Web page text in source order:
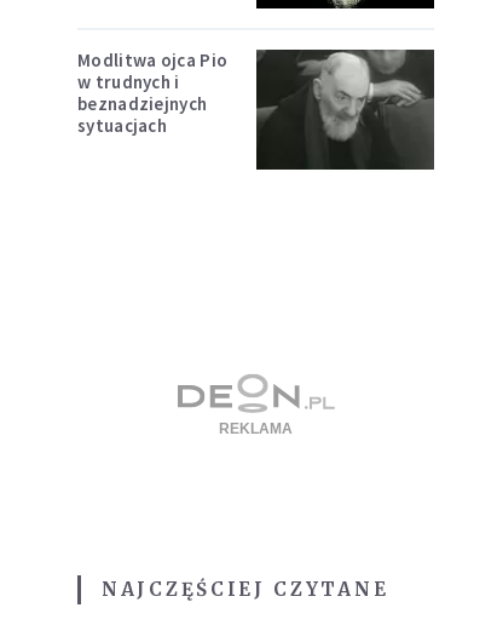
Modlitwa ojca Pio
w trudnych i
beznadziejnych
sytuacjach
NAJCZĘŚCIEJ CZYTANE